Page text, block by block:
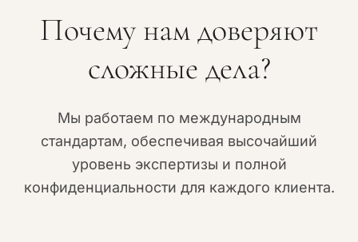
Почему нам доверяют
сложные дела?
Мы работаем по международным
стандартам, обеспечивая высочайший
уровень экспертизы и полной
конфиденциальности для каждого клиента.